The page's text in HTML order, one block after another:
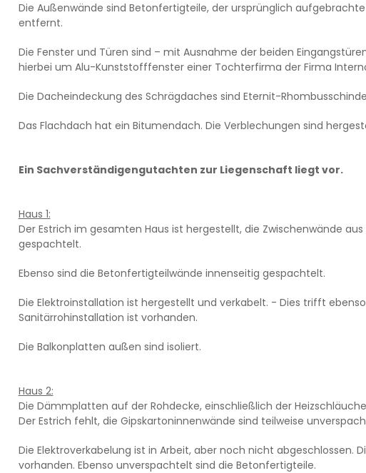
Die Außenwände sind Betonfertigteile, der ursprünglich
entfernt.
Die Fenster und Türen sind – mit Ausnahme der beiden
hierbei um Alu-Kunststofffenster einer Tochterfirma der Firma
Die Dacheindeckung des Schrägdaches sind Eternit-
Das Flachdach hat ein Bitumendach. Die Verblechungen sind
Ein Sachverständigengutachten zur Liegenschaft liegt vor.
Haus 1:
Der Estrich im gesamten Haus ist hergestellt, die Zwischenwände
gespachtelt.
Ebenso sind die Betonfertigteilwände innenseitig gespachtelt.
Die Elektroinstallation ist hergestellt und verkabelt. - Dies trifft
Sanitärrohinstallation ist vorhanden.
Die Balkonplatten außen sind isoliert.
Haus 2:
Die Dämmplatten auf der Rohdecke, einschließlich der
Der Estrich fehlt, die Gipskartoninnenwände sind teilweise
Die Elektroverkabelung ist in Arbeit, aber noch nicht abgeschlossen.
vorhanden. Ebenso unverspachtelt sind die Betonfertigteile.